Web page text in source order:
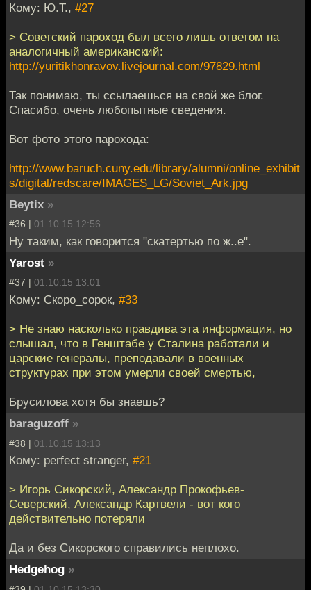
Кому: Ю.Т., #27
> Советский пароход был всего лишь ответом на
аналогичный американский:
http://yuritikhonravov.livejournal.com/97829.html
Так понимаю, ты ссылаешься на свой же блог.
Спасибо, очень любопытные сведения.
Вот фото этого парохода:
http://www.baruch.cuny.edu/library/alumni/online_exhibit
s/digital/redscare/IMAGES_LG/Soviet_Ark.jpg
Beytix »
#36 | 01.10.15 12:56
Ну таким, как говорится "скатертью по ж..е".
Yarost »
#37 | 01.10.15 13:01
Кому: Скоро_сорок, #33
> Не знаю насколько правдива эта информация, но
слышал, что в Генштабе у Сталина работали и
царские генералы, преподавали в военных
структурах при этом умерли своей смертью,
Брусилова хотя бы знаешь?
baraguzoff »
#38 | 01.10.15 13:13
Кому: perfect stranger, #21
> Игорь Сикорский, Александр Прокофьев-
Северский, Александр Картвели - вот кого
действительно потеряли
Да и без Сикорского справились неплохо.
Hedgehog »